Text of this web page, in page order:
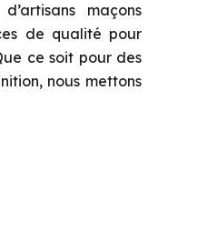
maçons
de qualité pour
ce soit pour des
nous mettons